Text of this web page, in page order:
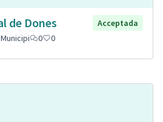
de Dones
Acceptada
Municipi 0 0